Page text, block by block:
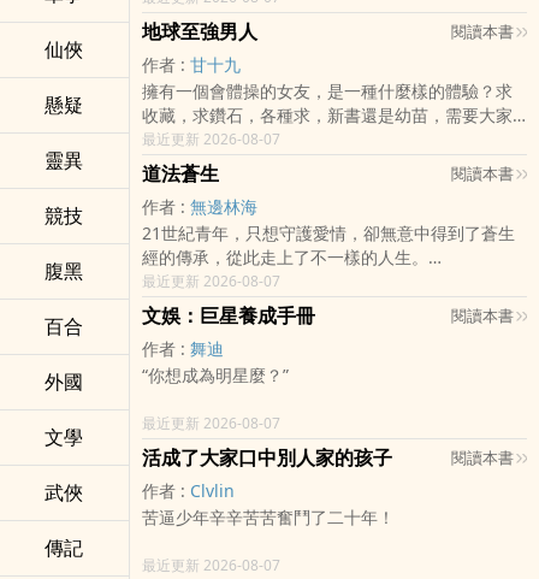
仙俠
懸疑
靈異
競技
腹黑
百合
外國
文學
武俠
傳記
連結http://www.heiyan.com/book/89742老書
《無敵修仙在校園》連結
http://www.heiyan.com/book/78207
個窩囊廢！
而今天，十年限制結束！我將把一切，重新翻盤……
新書火爆來襲，閱讀的朋友別忘記點選收藏！
【每天更新時間上午十點整】老書《老子是神龍》
連結http://www.heiyan.com/book/89742老書
《無敵修仙在校園》連結
http://www.heiyan.com/book/78207
地球至強男人 閱讀本書
作者 : 甘十九
擁有一個會體操的女友，是一種什麼樣的體驗？求
收藏，求鑽石，各種求，新書還是幼苗，需要大家
的呵護與支援，多謝大家！
最近更新 2026-08-07
道法蒼生 閱讀本書
作者 : 無邊林海
21世紀青年，只想守護愛情，卻無意中得到了蒼生
經的傳承，從此走上了不一樣的人生。
修煉之路，最重修心，境界九段，難於登天。修煉
之路，坎坷相伴，不經苦寒，怎的梅香。
修煉之路，逆天而行，隨心而動，大道相隨。修煉
書友群【36537520】
最近更新 2026-08-07
文娛：巨星養成手冊 閱讀本書
作者 : 舞迪
“你想成為明星麼？”
“明星？……當然，這將是我為之奮鬥一生的夢
想！！”
“無論這過程多麼艱辛？”
最近更新 2026-08-07
活成了大家口中別人家的孩子 閱讀本書
作者 : Clvlin
苦逼少年辛辛苦苦奮鬥了二十年！
回到都市本以為能過享受的生活！
最近更新 2026-08-07